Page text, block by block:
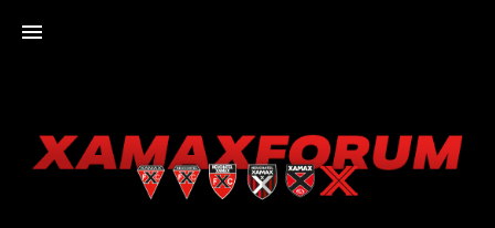
XAMAXFORUM